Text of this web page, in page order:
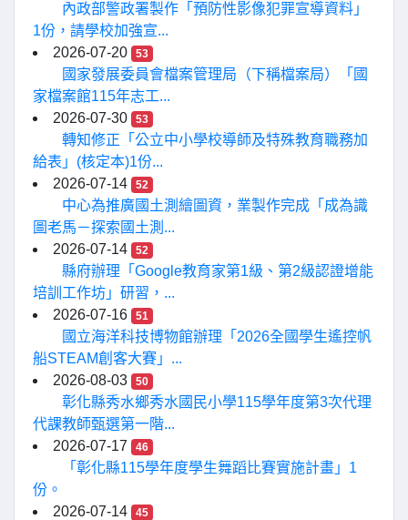
內政部警政署製作「預防性影像犯罪宣導資料」
1份，請學校加強宣...
2026-07-20
53
國家發展委員會檔案管理局（下稱檔案局）「國
家檔案館115年志工...
2026-07-30
53
轉知修正「公立中小學校導師及特殊教育職務加
給表」(核定本)1份...
2026-07-14
52
中心為推廣國土測繪圖資，業製作完成「成為識
圖老馬－探索國土測...
2026-07-14
52
縣府辦理「Google教育家第1級、第2級認證增能
培訓工作坊」研習，...
2026-07-16
51
國立海洋科技博物館辦理「2026全國學生遙控帆
船STEAM創客大賽」...
2026-08-03
50
彰化縣秀水鄉秀水國民小學115學年度第3次代理
代課教師甄選第一階...
2026-07-17
46
「彰化縣115學年度學生舞蹈比賽實施計畫」1
份。
2026-07-14
45